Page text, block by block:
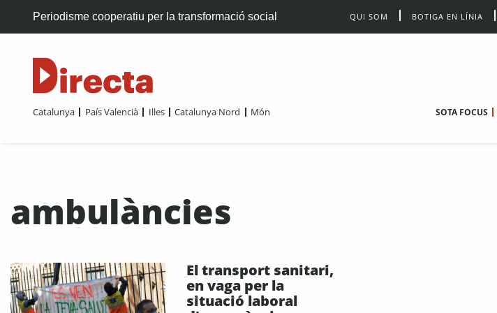
Periodisme cooperatiu per la transformació social QUI SOM BOTIGA EN LÍNIA
Catalunya País Valencià Illes Catalunya Nord Món SOTA FOCUS
ambulàncies
El transport sanitari,
en vaga per la
situació laboral